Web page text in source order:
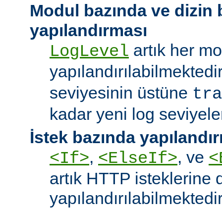
Modul bazında ve dizin
yapılandırması
LogLevel artık her
seviyesinin üstüne
kadar yeni log
İstek bazında
<If>, <ElseIf>, ve
artık HTTP isteklerine